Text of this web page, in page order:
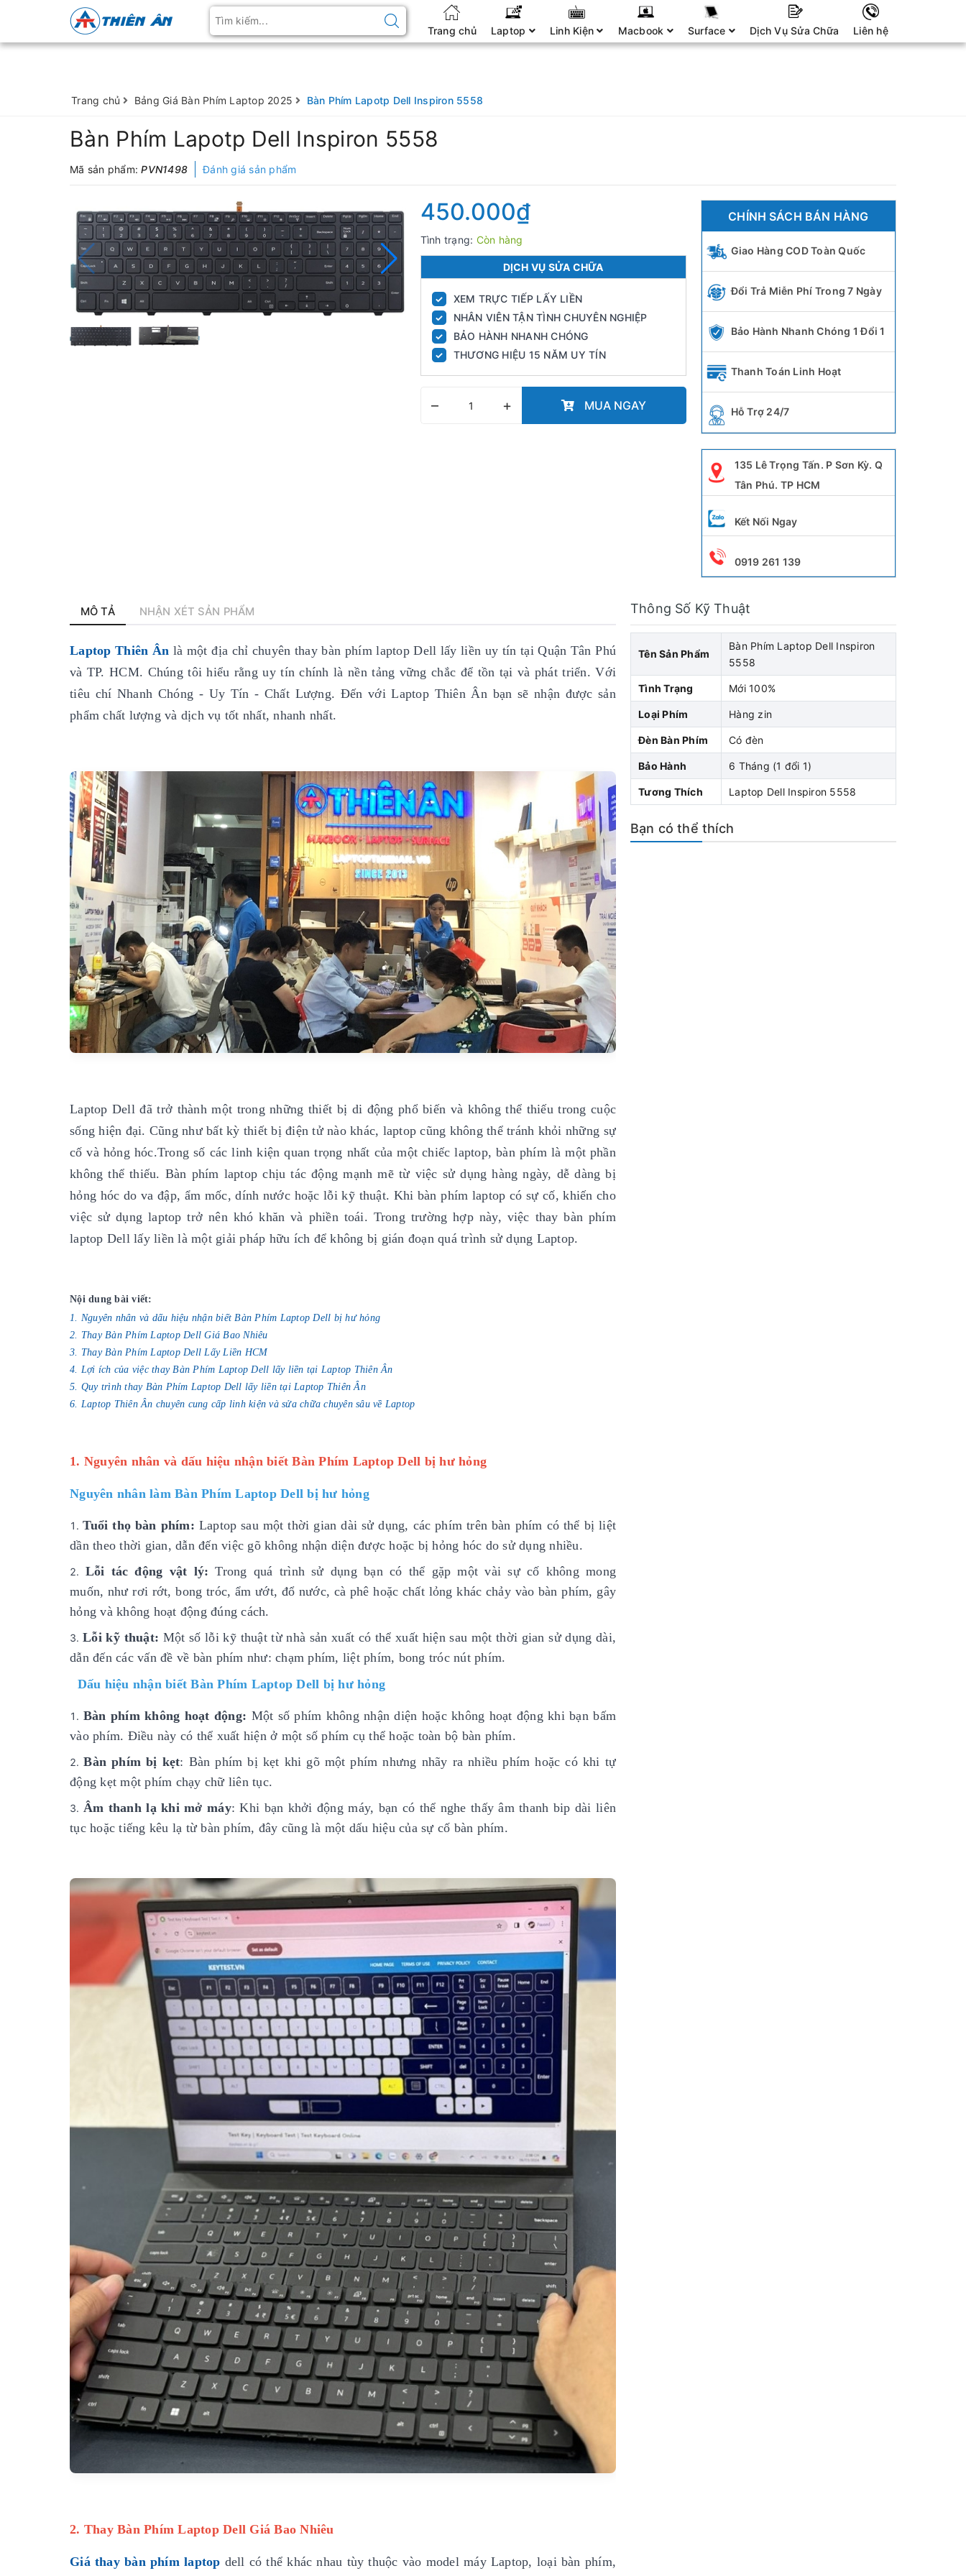
Trang chủ Laptop Linh Kiện Macbook Surface Dịch Vụ Sửa Chữa Liên hệ
Trang chủ Bảng Giá Bàn Phím Laptop 2025 Bàn Phím Lapotp Dell Inspiron 5558
Bàn Phím Lapotp Dell Inspiron 5558
Mã sản phẩm:PVN1498 Đánh giá sản phẩm
450.000₫
Tình trạng: Còn hàng
DỊCH VỤ SỬA CHỮA
✓ XEM TRỰC TIẾP LẤY LIỀN
✓ NHÂN VIÊN TẬN TÌNH CHUYÊN NGHIỆP
✓ BẢO HÀNH NHANH CHÓNG
✓ THƯƠNG HIỆU 15 NĂM UY TÍN
– + MUA NGAY
CHÍNH SÁCH BÁN HÀNG
Giao Hàng COD Toàn Quốc
Đổi Trả Miễn Phí Trong 7 Ngày
Bảo Hành Nhanh Chóng 1 Đổi 1
Thanh Toán Linh Hoạt
Hỗ Trợ 24/7
135 Lê Trọng Tấn. P Sơn Kỳ. Q
Tân Phú. TP HCM
Kết Nối Ngay
0919 261 139
MÔ TẢ NHẬN XÉT SẢN PHẨM
Laptop Thiên Ân là một địa chỉ chuyên thay bàn phím laptop Dell lấy liền uy tín tại Quận Tân Phú
và TP. HCM. Chúng tôi hiểu rằng uy tín chính là nền tảng vững chắc để tồn tại và phát triển. Với
tiêu chí Nhanh Chóng - Uy Tín - Chất Lượng. Đến với Laptop Thiên Ân bạn sẽ nhận được sản
phẩm chất lượng và dịch vụ tốt nhất, nhanh nhất.
Laptop Dell đã trở thành một trong những thiết bị di động phổ biến và không thể thiếu trong cuộc
sống hiện đại. Cũng như bất kỳ thiết bị điện tử nào khác, laptop cũng không thể tránh khỏi những sự
cố và hỏng hóc.Trong số các linh kiện quan trọng nhất của một chiếc laptop, bàn phím là một phần
không thể thiếu. Bàn phím laptop chịu tác động mạnh mẽ từ việc sử dụng hàng ngày, dễ dàng bị
hỏng hóc do va đập, ẩm mốc, dính nước hoặc lỗi kỹ thuật. Khi bàn phím laptop có sự cố, khiến cho
việc sử dụng laptop trở nên khó khăn và phiền toái. Trong trường hợp này, việc thay bàn phím
laptop Dell lấy liền là một giải pháp hữu ích để không bị gián đoạn quá trình sử dụng Laptop.
Nội dung bài viết:
1. Nguyên nhân và dấu hiệu nhận biết Bàn Phím Laptop Dell bị hư hỏng
2. Thay Bàn Phím Laptop Dell Giá Bao Nhiêu
3. Thay Bàn Phím Laptop Dell Lấy Liền HCM
4. Lợi ích của việc thay Bàn Phím Laptop Dell lấy liền tại Laptop Thiên Ân
5. Quy trình thay Bàn Phím Laptop Dell lấy liền tại Laptop Thiên Ân
6. Laptop Thiên Ân chuyên cung cấp linh kiện và sửa chữa chuyên sâu về Laptop
1. Nguyên nhân và dấu hiệu nhận biết Bàn Phím Laptop Dell bị hư hỏng
Nguyên nhân làm Bàn Phím Laptop Dell bị hư hỏng
Tuổi thọ bàn phím: Laptop sau một thời gian dài sử dụng, các phím trên bàn phím có thể bị liệt
dần theo thời gian, dẫn đến việc gõ không nhận diện được hoặc bị hỏng hóc do sử dụng nhiều.
Lỗi tác động vật lý:Trong quá trình sử dụng bạn có thể gặp một vài sự cố không mong
muốn, như rơi rớt, bong tróc, ẩm ướt, đổ nước, cà phê hoặc chất lỏng khác chảy vào bàn phím, gây
hỏng và không hoạt động đúng cách.
Lỗi kỹ thuật: Một số lỗi kỹ thuật từ nhà sản xuất có thể xuất hiện sau một thời gian sử dụng dài,
dẫn đến các vấn đề về bàn phím như: chạm phím, liệt phím, bong tróc nút phím.
Dấu hiệu nhận biết Bàn Phím Laptop Dell bị hư hỏng
Bàn phím không hoạt động: Một số phím không nhận diện hoặc không hoạt động khi bạn bấm
vào phím. Điều này có thể xuất hiện ở một số phím cụ thể hoặc toàn bộ bàn phím.
Bàn phím bị kẹt: Bàn phím bị kẹt khi gõ một phím nhưng nhãy ra nhiều phím hoặc có khi tự
động kẹt một phím chạy chữ liên tục.
Âm thanh lạ khi mở máy: Khi bạn khởi động máy, bạn có thể nghe thấy âm thanh bip dài liên
tục hoặc tiếng kêu lạ từ bàn phím, đây cũng là một dấu hiệu của sự cố bàn phím.
2. Thay Bàn Phím Laptop Dell Giá Bao Nhiêu
Giá thay bàn phím laptop dell có thể khác nhau tùy thuộc vào model máy Laptop, loại bàn phím,
Thông Số Kỹ Thuật
Tên Sản Phẩm
Bàn Phím Laptop Dell Inspiron
5558
Tình Trạng Mới 100%
Loại Phím Hàng zin
Đèn Bàn Phím Có đèn
Bảo Hành 6 Tháng (1 đổi 1)
Tương Thích Laptop Dell Inspiron 5558
Bạn có thể thích